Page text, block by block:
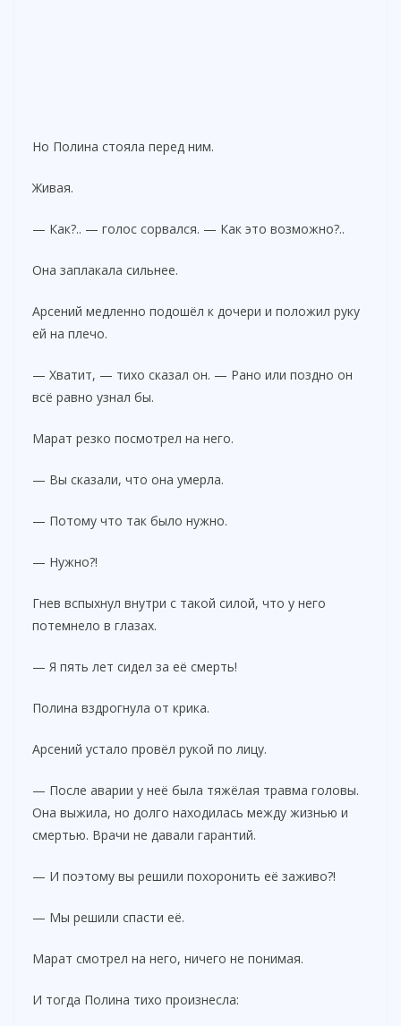
Но Полина стояла перед ним.
Живая.
— Как?.. — голос сорвался. — Как это возможно?..
Она заплакала сильнее.
Арсений медленно подошёл к дочери и положил руку
ей на плечо.
— Хватит, — тихо сказал он. — Рано или поздно он
всё равно узнал бы.
Марат резко посмотрел на него.
— Вы сказали, что она умерла.
— Потому что так было нужно.
— Нужно?!
Гнев вспыхнул внутри с такой силой, что у него
потемнело в глазах.
— Я пять лет сидел за её смерть!
Полина вздрогнула от крика.
Арсений устало провёл рукой по лицу.
— После аварии у неё была тяжёлая травма головы.
Она выжила, но долго находилась между жизнью и
смертью. Врачи не давали гарантий.
— И поэтому вы решили похоронить её заживо?!
— Мы решили спасти её.
Марат смотрел на него, ничего не понимая.
И тогда Полина тихо произнесла: